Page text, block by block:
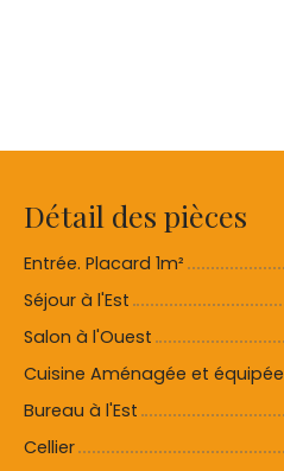
Détail des pièces
Entrée. Placard 1m²
Séjour à l'Est
Salon à l'Ouest
Cuisine Aménagée et équipée
Bureau à l'Est
Cellier